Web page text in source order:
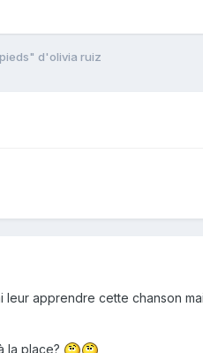
d'olivia ruiz
apprendre cette chanson
la place?